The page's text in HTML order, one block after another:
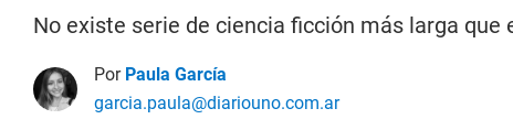
No existe serie de ciencia ficción más larga que
Por Paula García
garcia.paula@diariouno.com.ar